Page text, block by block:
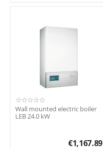
Wall mounted electric boiler
LEB 24.0 kW
€1,167.89